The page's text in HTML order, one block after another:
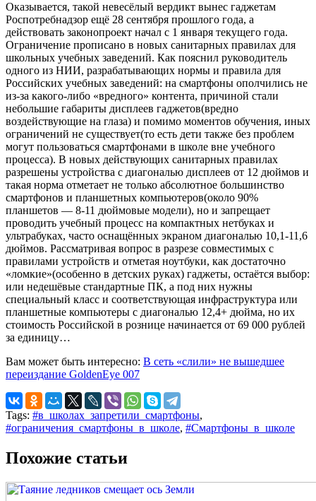
Оказывается, такой невесёлый вердикт вынес гаджетам
Роспотребнадзор ещё 28 сентября прошлого года, а
действовать законопроект начал с 1 января текущего года.
Ограничение прописано в новых санитарных правилах для
школьных учебных заведений. Как пояснил руководитель
одного из НИИ, разрабатывающих нормы и правила для
Российских учебных заведений: на смартфоны ополчились не
из-за какого-либо «вредного» контента, причиной стали
небольшие габариты дисплеев гаджетов(вредно
воздействующие на глаза) и помимо моментов обучения, иных
ограничений не существует(то есть дети также без проблем
могут пользоваться смартфонами в школе вне учебного
процесса). В новых действующих санитарных правилах
разрешены устройства с диагональю дисплеев от 12 дюймов и
такая норма отметает не только абсолютное большинство
смартфонов и планшетных компьютеров(около 90%
планшетов — 8-11 дюймовые модели), но и запрещает
проводить учебный процесс на компактных нетбуках и
ультрабуках, часто оснащённых экраном диагональю 10,1-11,6
дюймов. Рассматривая вопрос в разрезе совместимых с
правилами устройств и отметая ноутбуки, как достаточно
«ломкие»(особенно в детских руках) гаджеты, остаётся выбор:
или недешёвые стандартные ПК, а под них нужны
специальный класс и соответствующая инфраструктура или
планшетные компьютеры с диагональю 12,4+ дюйма, но их
стоимость Российской в рознице начинается от 69 000 рублей
за единицу…
Вам может быть интересно: В сеть «слили» не вышедшее
переиздание GoldenEye 007
Tags: #в_школах_запретили_смартфоны,
#ограничения_смартфоны_в_школе, #Смартфоны_в_школе
Похожие статьи